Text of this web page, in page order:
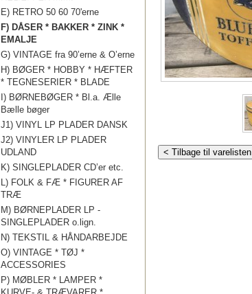
E) RETRO 50 60 70'erne
F) DÅSER * BAKKER * ZINK *
EMALJE
G) VINTAGE fra 90’erne & O’erne
H) BØGER * HOBBY * HÆFTER
* TEGNESERIER * BLADE
I) BØRNEBØGER * Bl.a. Ælle
Bælle bøger
J1) VINYL LP PLADER DANSK
J2) VINYLER LP PLADER
UDLAND
K) SINGLEPLADER CD’er etc.
L) FOLK & FÆ * FIGURER AF
TRÆ
M) BØRNEPLADER LP -
SINGLEPLADER o.lign.
N) TEKSTIL & HÅNDARBEJDE
O) VINTAGE * TØJ *
ACCESSORIES
P) MØBLER * LAMPER *
< Tilbage til varelisten